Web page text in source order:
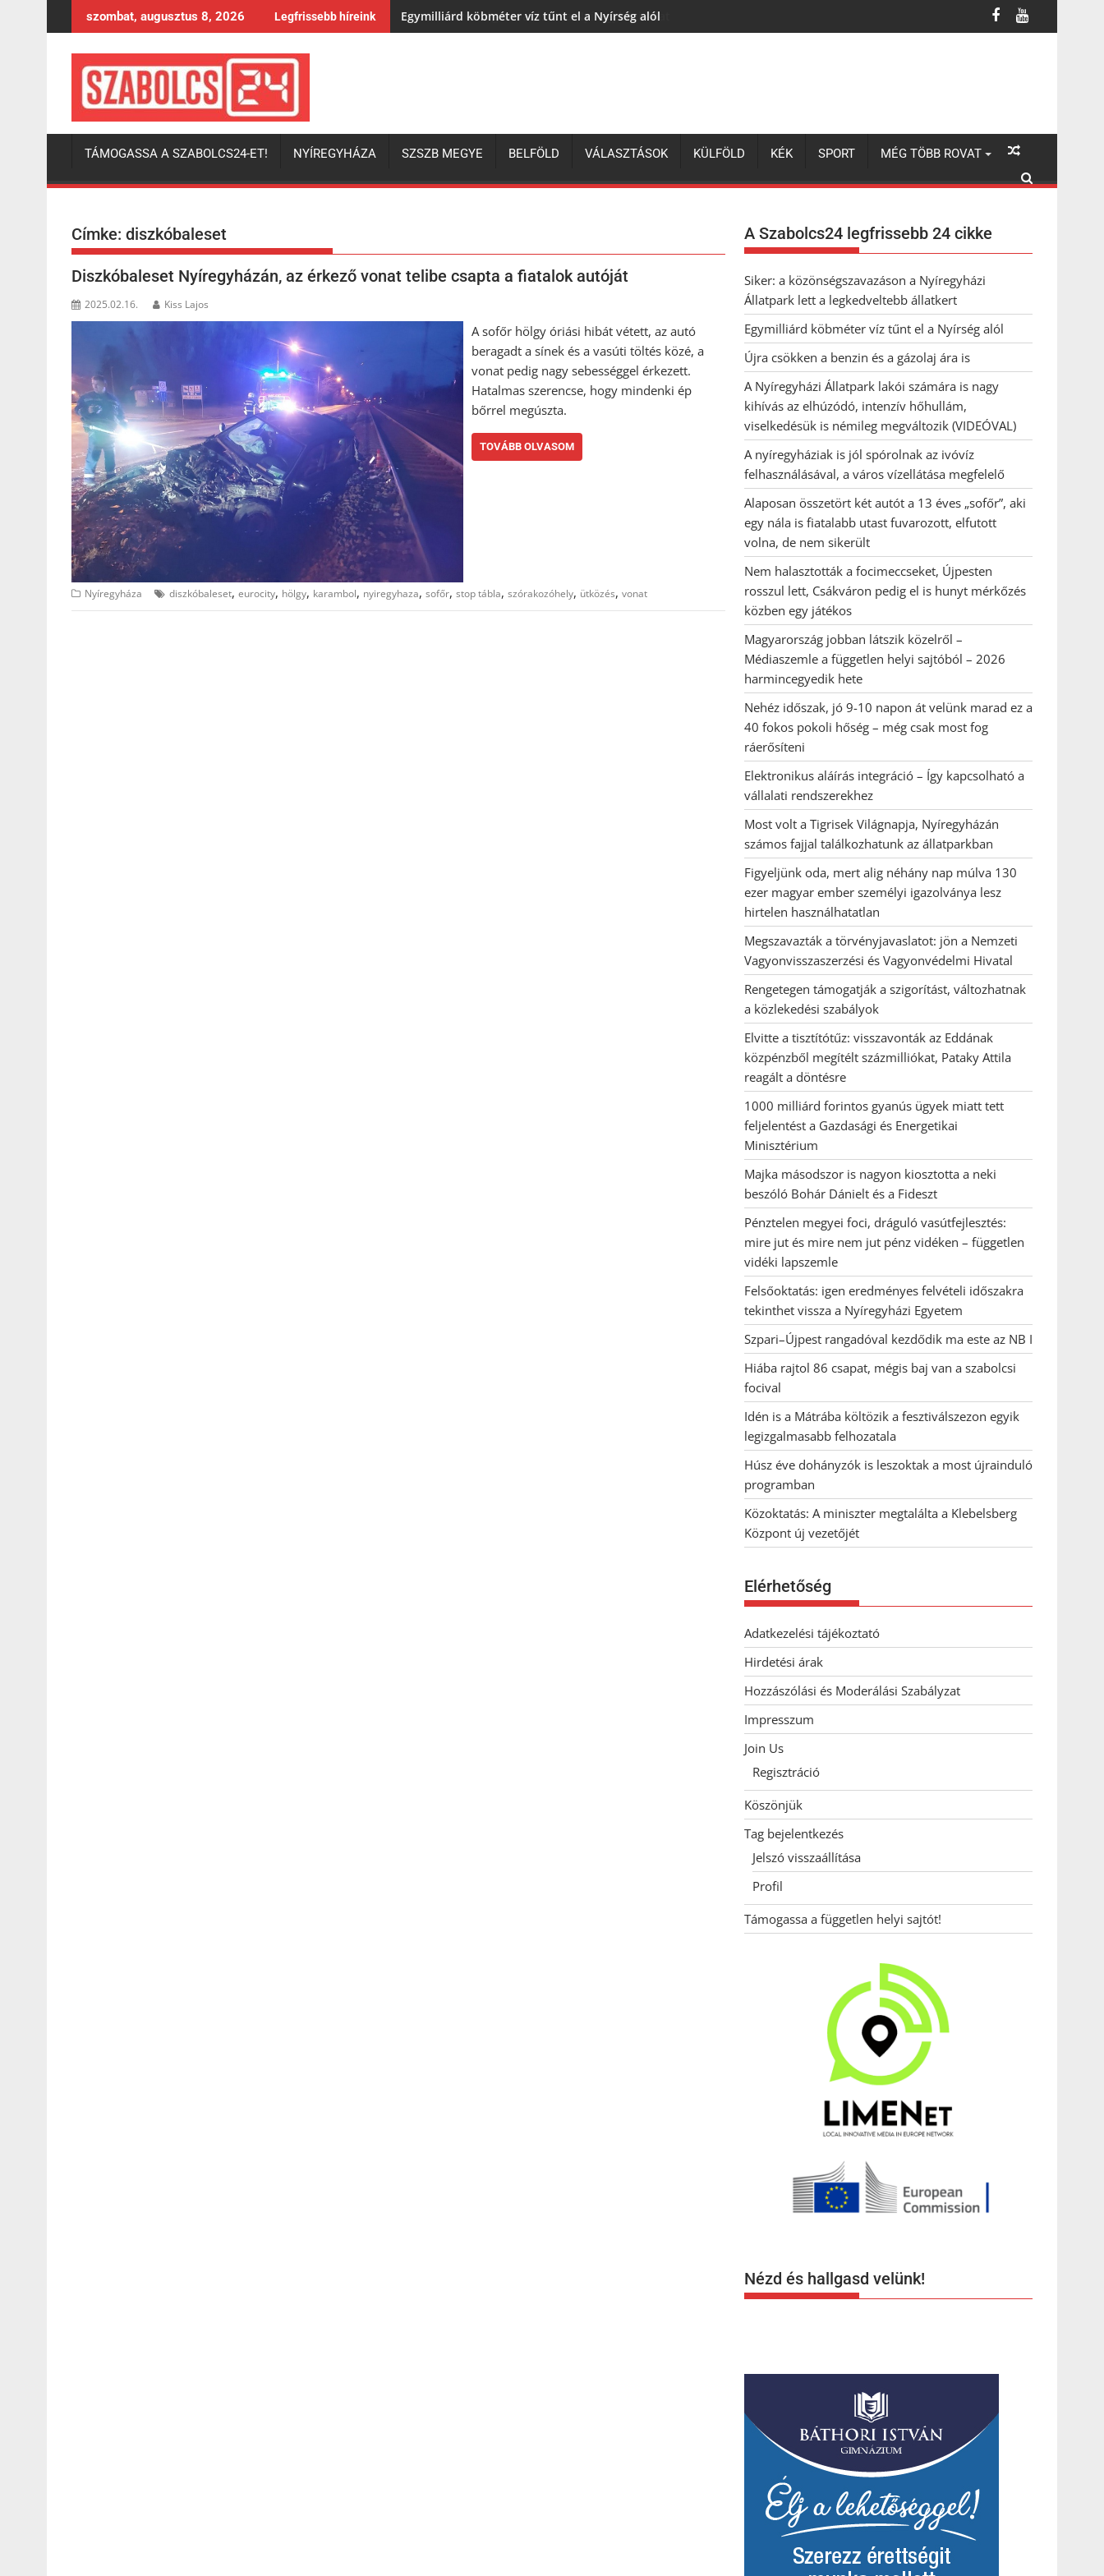
to
szombat, augusztus 8, 2026 Legfrissebb híreink Egymilliárd köbméter víz tűnt el a Nyírség alól
TÁMOGASSA A SZABOLCS24-ET! NYÍREGYHÁZA SZSZB MEGYE BELFÖLD VÁLASZTÁSOK KÜLFÖLD KÉK SPORT MÉG TÖBB ROVAT
Címke: diszkóbaleset
Diszkóbaleset Nyíregyházán, az érkező vonat telibe csapta a fiatalok autóját
2025.02.16. Kiss Lajos
A sofőr hölgy óriási hibát vétett, az autó
beragadt a sínek és a vasúti töltés közé, a
vonat pedig nagy sebességgel érkezett.
Hatalmas szerencse, hogy mindenki ép
bőrrel megúszta.
TOVÁBB OLVASOM
Nyíregyháza diszkóbaleset, eurocity, hölgy, karambol, nyiregyhaza, sofőr, stop tábla, szórakozóhely, ütközés, vonat
A Szabolcs24 legfrissebb 24 cikke
Siker: a közönségszavazáson a Nyíregyházi
Állatpark lett a legkedveltebb állatkert
Egymilliárd köbméter víz tűnt el a Nyírség alól
Újra csökken a benzin és a gázolaj ára is
A Nyíregyházi Állatpark lakói számára is nagy
kihívás az elhúzódó, intenzív hőhullám,
viselkedésük is némileg megváltozik (VIDEÓVAL)
A nyíregyháziak is jól spórolnak az ivóvíz
felhasználásával, a város vízellátása megfelelő
Alaposan összetört két autót a 13 éves „sofőr”, aki
egy nála is fiatalabb utast fuvarozott, elfutott
volna, de nem sikerült
Nem halasztották a focimeccseket, Újpesten
rosszul lett, Csákváron pedig el is hunyt mérkőzés
közben egy játékos
Magyarország jobban látszik közelről –
Médiaszemle a független helyi sajtóból – 2026
harmincegyedik hete
Nehéz időszak, jó 9-10 napon át velünk marad ez a
40 fokos pokoli hőség – még csak most fog
ráerősíteni
Elektronikus aláírás integráció – Így kapcsolható a
vállalati rendszerekhez
Most volt a Tigrisek Világnapja, Nyíregyházán
számos fajjal találkozhatunk az állatparkban
Figyeljünk oda, mert alig néhány nap múlva 130
ezer magyar ember személyi igazolványa lesz
hirtelen használhatatlan
Megszavazták a törvényjavaslatot: jön a Nemzeti
Vagyonvisszaszerzési és Vagyonvédelmi Hivatal
Rengetegen támogatják a szigorítást, változhatnak
a közlekedési szabályok
Elvitte a tisztítótűz: visszavonták az Eddának
közpénzből megítélt százmilliókat, Pataky Attila
reagált a döntésre
1000 milliárd forintos gyanús ügyek miatt tett
feljelentést a Gazdasági és Energetikai
Minisztérium
Majka másodszor is nagyon kiosztotta a neki
beszóló Bohár Dánielt és a Fideszt
Pénztelen megyei foci, dráguló vasútfejlesztés:
mire jut és mire nem jut pénz vidéken – független
vidéki lapszemle
Felsőoktatás: igen eredményes felvételi időszakra
tekinthet vissza a Nyíregyházi Egyetem
Szpari–Újpest rangadóval kezdődik ma este az NB I
Hiába rajtol 86 csapat, mégis baj van a szabolcsi
focival
Idén is a Mátrába költözik a fesztiválszezon egyik
legizgalmasabb felhozatala
Húsz éve dohányzók is leszoktak a most újrainduló
programban
Közoktatás: A miniszter megtalálta a Klebelsberg
Központ új vezetőjét
Elérhetőség
Adatkezelési tájékoztató
Hirdetési árak
Hozzászólási és Moderálási Szabályzat
Impresszum
Join Us
Regisztráció
Köszönjük
Tag bejelentkezés
Jelszó visszaállítása
Profil
Támogassa a független helyi sajtót!
Nézd és hallgasd velünk!